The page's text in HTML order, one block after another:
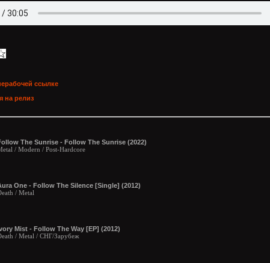
ссылке
на релиз
The Sunrise - Follow The Sunrise (2022)
/ Modern / Post-Hardcore
One - Follow The Silence [Single] (2012)
/ Metal
Mist - Follow The Way [EP] (2012)
/ Metal / СНГ/Зарубеж